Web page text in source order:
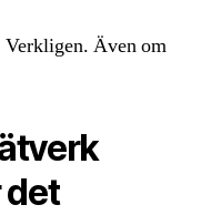
Verkligen. Även om
det